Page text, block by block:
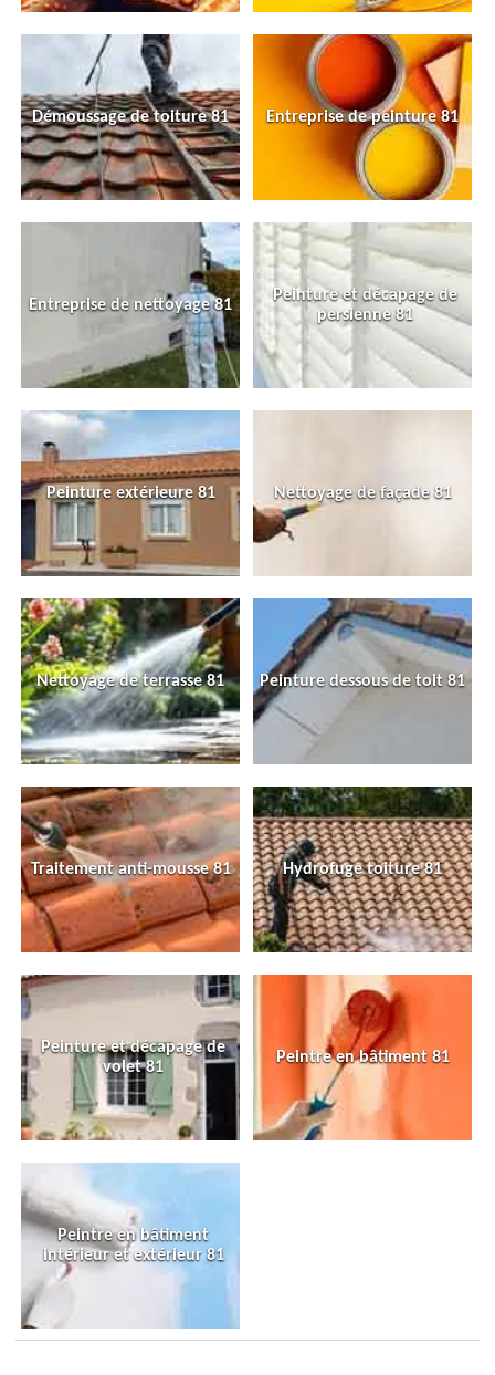
Démoussage de toiture 81 Entreprise de peinture 81
Entreprise de nettoyage 81
Peinture et décapage de
persienne 81
Peinture extérieure 81 Nettoyage de façade 81
Nettoyage de terrasse 81 Peinture dessous de toit 81
Traitement anti-mousse 81 Hydrofuge toiture 81
Peinture et décapage de
volet 81
Peintre en bâtiment 81
Peintre en bâtiment
intérieur et extérieur 81